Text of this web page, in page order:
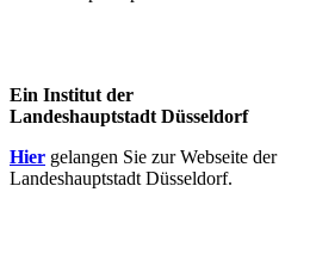
Ein Institut der
Landeshauptstadt Düsseldorf
Hier gelangen Sie zur Webseite der
Landeshauptstadt Düsseldorf.